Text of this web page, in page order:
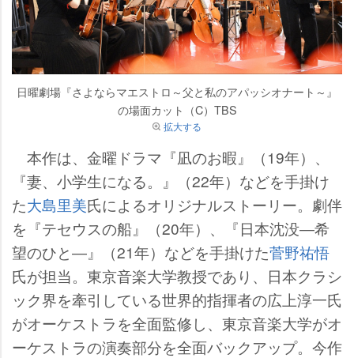
日曜劇場『さよならマエストロ～父と私のアパッシオナート～』
の場面カット（C）TBS
拡大する
本作は、金曜ドラマ『凪のお暇』（19年）、
『妻、小学生になる。』（22年）などを手掛け
た大島里美氏によるオリジナルストーリー。劇伴
を『テセウスの船』（20年）、『日本沈没―希
望のひと―』（21年）などを手掛けた菅野祐悟
氏が担当。東京音楽大学教授であり、日本クラシ
ック界を牽引している世界的指揮者の広上淳一氏
がオーケストラを全面監修し、東京音楽大学がオ
ーケストラの演奏部分を全面バックアップ。今作